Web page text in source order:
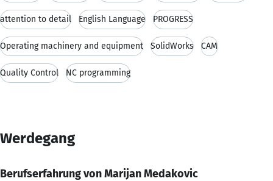
attention to detail English Language PROGRESS
Operating machinery and equipment SolidWorks CAM
Quality Control NC programming
Werdegang
Berufserfahrung von Marijan Medakovic